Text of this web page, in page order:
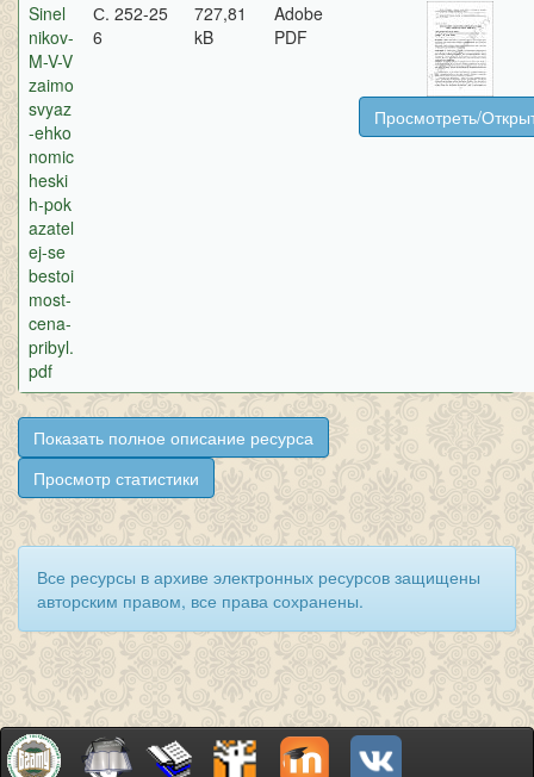
Sinel
nikov-
M-V-V
zaimo
svyaz
-ehko
nomic
heski
h-pok
azatel
ej-se
bestoi
most-
cena-
pribyl.
pdf
С. 252-25
6
727,81
kB
Adobe
PDF
Просмотреть/
Показать полное описание ресурса
Просмотр статистики
Все ресурсы в архиве электронных ресурсов защищены
авторским правом, все права сохранены.